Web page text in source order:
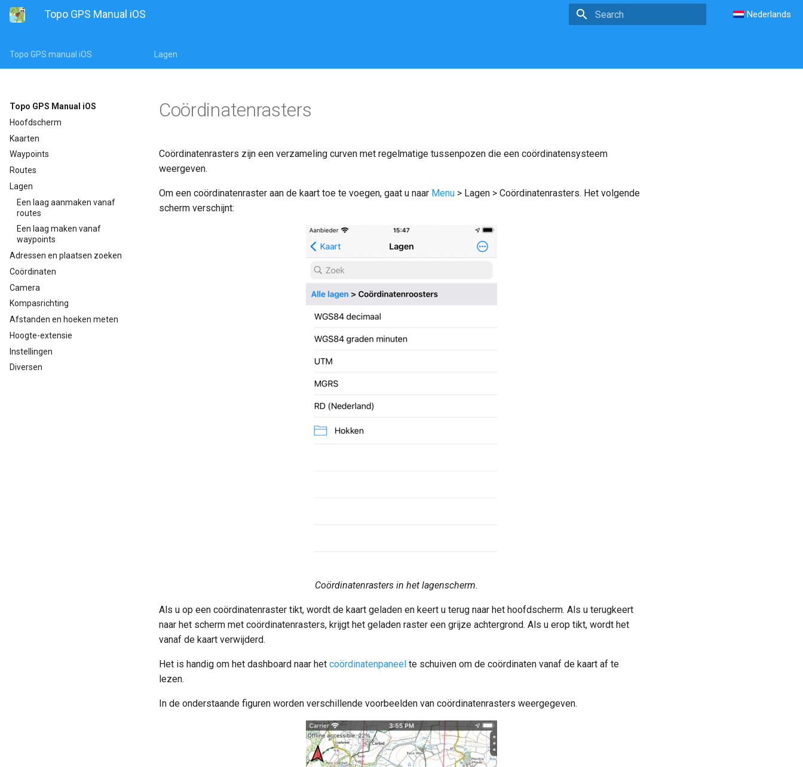
Topo GPS Manual iOS Nederlands
Topo GPS manual iOS Lagen
Topo GPS Manual iOS
Hoofdscherm
Kaarten
Waypoints
Routes
Lagen
Een laag aanmaken vanaf
routes
Een laag maken vanaf
waypoints
Adressen en plaatsen zoeken
Coördinaten
Camera
Kompasrichting
Afstanden en hoeken meten
Hoogte-extensie
Instellingen
Diversen
Coördinatenrasters
Coördinatenrasters zijn een verzameling curven met regelmatige tussenpozen die een coördinatensysteem
weergeven.
Om een coördinatenraster aan de kaart toe te voegen, gaat u naar Menu > Lagen > Coördinatenrasters. Het volgende
scherm verschijnt:
Coördinatenrasters in het lagenscherm.
Als u op een coördinatenraster tikt, wordt de kaart geladen en keert u terug naar het hoofdscherm. Als u terugkeert
naar het scherm met coördinatenrasters, krijgt het geladen raster een grijze achtergrond. Als u erop tikt, wordt het
vanaf de kaart verwijderd.
Het is handig om het dashboard naar het coördinatenpaneel te schuiven om de coördinaten vanaf de kaart af te
lezen.
In de onderstaande figuren worden verschillende voorbeelden van coördinatenrasters weergegeven.